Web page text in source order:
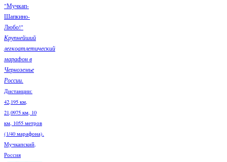
"Мучкап-
Шапкино-
Любо!"
Крупнейший
легкоатлетический
марафон в
Черноземье
России.
Дистанции:
42,195 км,
21,0975 км, 10
км, 1055 метров
(1/40 марафона).
Мучкапский,
Россия